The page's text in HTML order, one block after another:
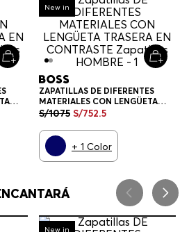
-30%
New in
ZAPATILLAS DE DIFERENTES
MATERIALES CON LENGÜETA
TRASERA EN CONTRASTE
S/1075 S/752.5
+ 1 Color
-30%
New in